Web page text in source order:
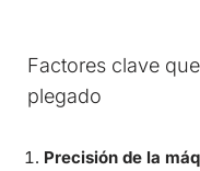
Factores clave
plegado
Precisión de la